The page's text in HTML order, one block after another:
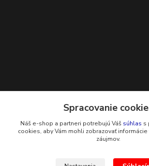
+421 948 229 224
Spracovanie
Náš e-shop a partneri potrebujú Váš súhlas s
cookies, aby Vám mohli zobrazovať informácie
záujmov.